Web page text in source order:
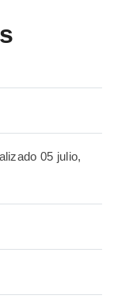
05 julio,